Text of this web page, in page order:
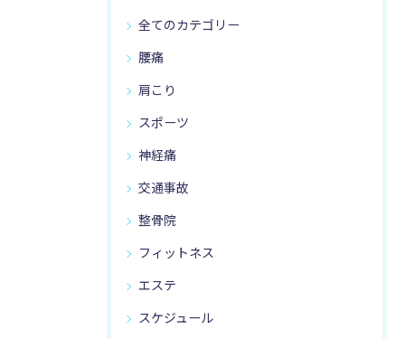
全てのカテゴリー
腰痛
肩こり
スポーツ
神経痛
交通事故
整骨院
フィットネス
エステ
スケジュール